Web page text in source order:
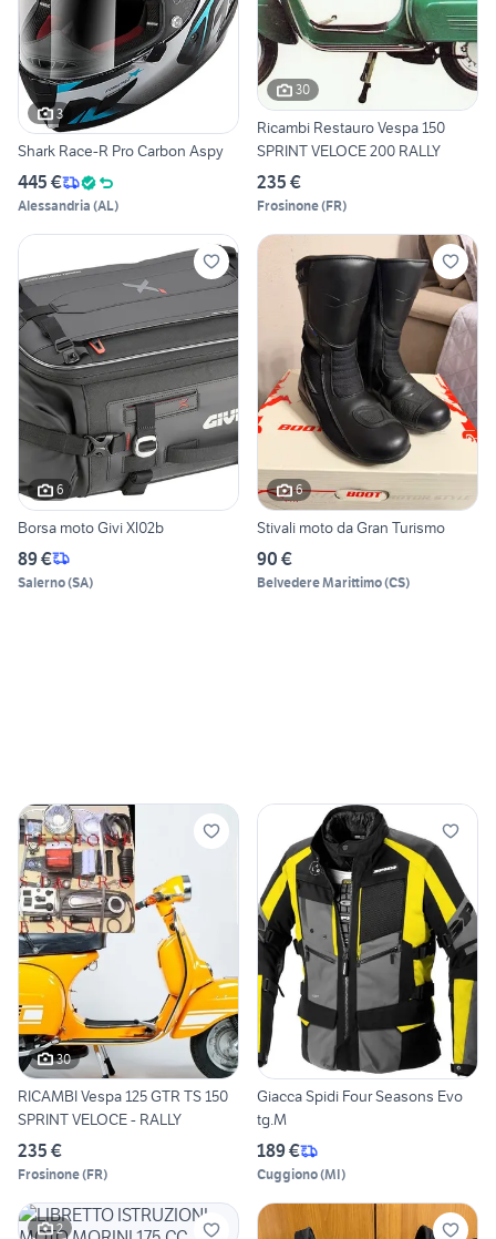
3
Shark Race-R Pro Carbon Aspy
445 €
Alessandria (AL)
30
Ricambi Restauro Vespa 150
SPRINT VELOCE 200 RALLY
235 €
Frosinone(FR)
6
Borsa moto Givi Xl02b
89 €
Salerno(SA)
6
Stivali moto da Gran Turismo
90 €
Belvedere Marittimo(CS)
30
RICAMBI Vespa 125 GTR TS 150
SPRINT VELOCE - RALLY
235 €
Frosinone(FR)
Giacca Spidi Four Seasons Evo
tg.M
189 €
Cuggiono(MI)
2